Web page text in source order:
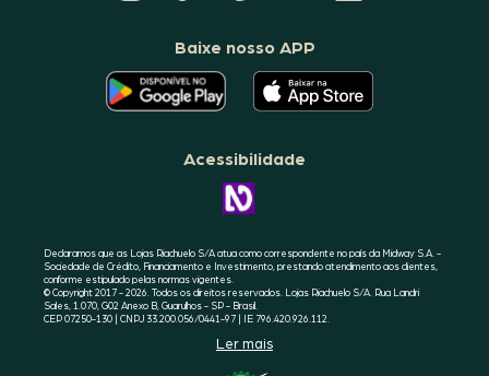
DA DA RIACHUELO
DA
Baixe nosso APP
O
APLICATIVO
DA
RIACHUELO
GOOGLE
O
APLICATIVO
DA
RIACHUELO
Acessibilidade
CONHEÇA
A
Declaramos que as Lojas Riachuelo S/A atua como correspondente no país da Midway S.A. -
Sociedade de Crédito, Financiamento e Investimento, prestando atendimento aos clientes,
conforme estipulado pelas normas vigentes.
© Copyright 2017 - 2026. Todos os direitos reservados. Lojas Riachuelo S/A. Rua Landri
Sales, 1.070, G02 Anexo B, Guarulhos - SP - Brasil.
CEP 07250-130 | CNPJ 33.200.056/0441-97 | IE 796.420.926.112.
Ler mais